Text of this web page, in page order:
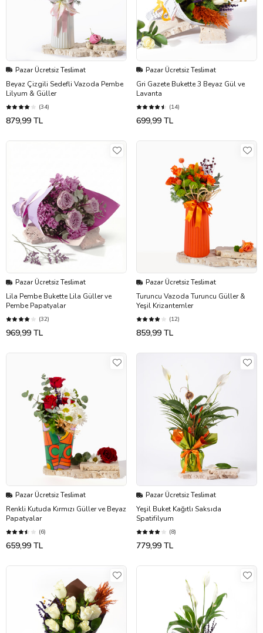
Pazar Ücretsiz Teslimat
Beyaz Çizgili Sedefli Vazoda Pembe
Lilyum & Güller
(34)
879,99 TL
Pazar Ücretsiz Teslimat
Gri Gazete Bukette 3 Beyaz Gül ve
Lavanta
(14)
699,99 TL
Pazar Ücretsiz Teslimat
Lila Pembe Bukette Lila Güller ve
Pembe Papatyalar
(32)
969,99 TL
Pazar Ücretsiz Teslimat
Turuncu Vazoda Turuncu Güller &
Yeşil Krizantemler
(12)
859,99 TL
Pazar Ücretsiz Teslimat
Renkli Kutuda Kırmızı Güller ve Beyaz
Papatyalar
(6)
659,99 TL
Pazar Ücretsiz Teslimat
Yeşil Buket Kağıtlı Saksıda
Spatifilyum
(8)
779,99 TL